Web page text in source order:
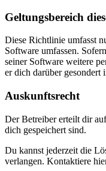
Geltungsbereich
Diese Richtlinie umfasst
Software umfassen.
seiner Software weitere
er dich darüber gesondert
Auskunftsrecht
Der Betreiber erteilt dir
dich gespeichert sind.
Du kannst jederzeit die
verlangen. Kontaktiere